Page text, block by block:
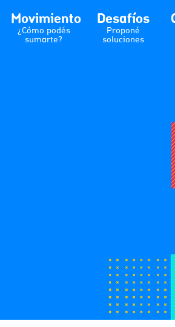
Movimiento
¿Cómo podés
sumarte?
Desafíos
Proponé
soluciones